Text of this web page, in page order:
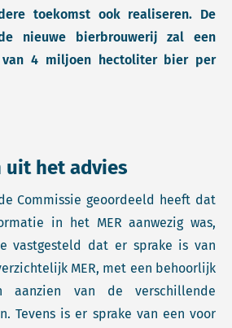
toekomst ook realiseren. De
nieuwe bierbrouwerij zal een
van 4 miljoen hectoliter bier per
uit het advies
Commissie geoordeeld heeft dat
in het MER aanwezig was,
vastgesteld dat er sprake is van
MER, met een behoorlijk
aanzien van de verschillende
Tevens is er sprake van een voor